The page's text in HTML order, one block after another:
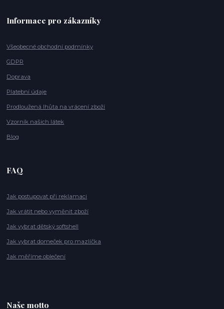
Informace pro zákazníky
Všeobecné obchodní podmínky
GDPR
Doprava
Platební údaje
Prodloužená lhůta na vrácení zboží
Vzorník našich látek
Blog
FAQ
Jak postupovat při reklamaci
Jak vrátit nebo vyměnit zboží
Jak vybrat dětský softshell
Jak vybrat domeček pro mazlíčka
Jak měříme oblečení
Naše motto